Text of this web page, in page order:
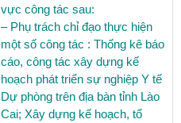
vực công tác sau:
– Phụ trách chỉ đạo thực hiện
một số công tác : Thống kê báo
cáo, công tác xây dựng kế
hoạch phát triển sự nghiệp Y tế
Dự phòng trên địa bàn tỉnh Lào
Cai; Xây dựng kế hoạch, tổ